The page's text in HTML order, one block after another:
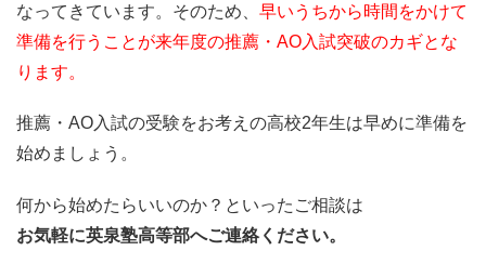
なってきています。そのため、 早いうちから時間をかけて
準備を行うことが来年度の推薦・AO入試突破のカギとな
ります。
推薦・AO入試の受験をお考えの高校2年生は早めに準備を
始めましょう。
何から始めたらいいのか？といったご相談は
お気軽に英泉塾高等部へご連絡ください。